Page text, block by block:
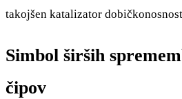
takojšen katalizator
Simbol širših
čipov